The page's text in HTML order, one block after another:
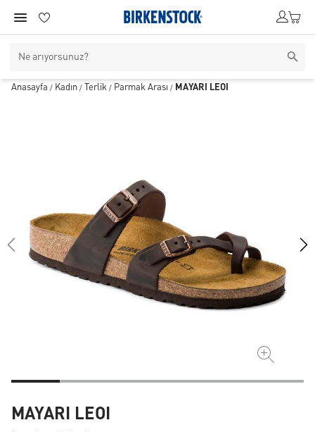
Anasayfa / Kadın / Terlik / Parmak Arası / MAYARI LEOI
MAYARI LEOI